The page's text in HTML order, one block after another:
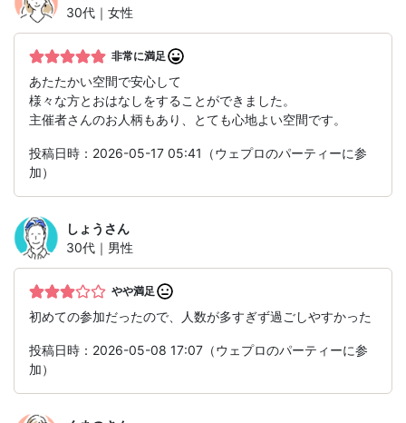
30代｜女性
非常に満足
あたたかい空間で安心して
様々な方とおはなしをすることができました。
主催者さんのお人柄もあり、とても心地よい空間です。
投稿日時：2026-05-17 05:41（ウェプロのパーティーに参
加）
しょう さん
30代｜男性
やや満足
初めての参加だったので、人数が多すぎず過ごしやすかった
投稿日時：2026-05-08 17:07（ウェプロのパーティーに参
加）